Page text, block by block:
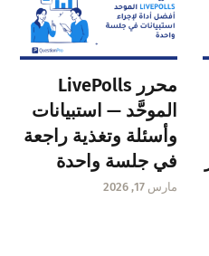
محرر LivePolls
الموحَّد — استبيانات
وأسئلة وتغذية راجعة
في جلسة واحدة
مارس 17, 2026